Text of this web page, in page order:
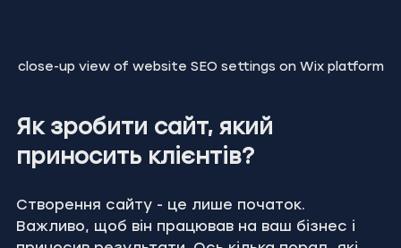
close-up view of website SEO settings on Wix platform
Як зробити сайт, який
приносить клієнтів?
Створення сайту - це лише початок.
Важливо, щоб він працював на ваш бізнес і